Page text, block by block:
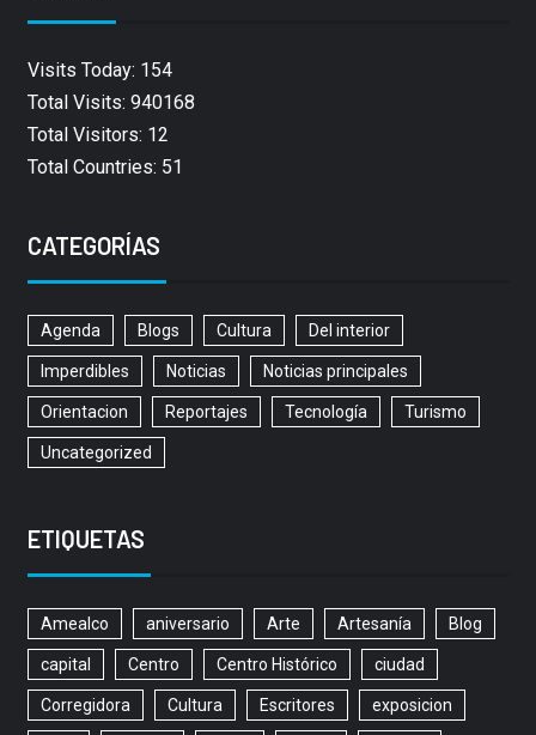
Visits Today: 154
Total Visits: 940168
Total Visitors: 12
Total Countries: 51
CATEGORÍAS
Agenda Blogs Cultura Del interior
Imperdibles Noticias Noticias principales
Orientacion Reportajes Tecnología Turismo
Uncategorized
ETIQUETAS
Amealco aniversario Arte Artesanía Blog
capital Centro Centro Histórico ciudad
Corregidora Cultura Escritores exposicion